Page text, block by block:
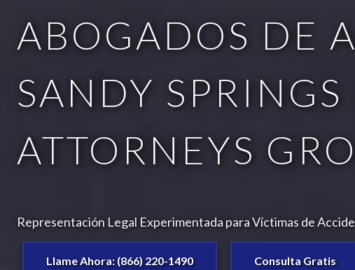
ABOGADOS DE
SANDY
ATTORNEYS
Representación Legal Experimentada para Víctimas de
Llame Ahora: (866) 220-1490 Consulta Gratis